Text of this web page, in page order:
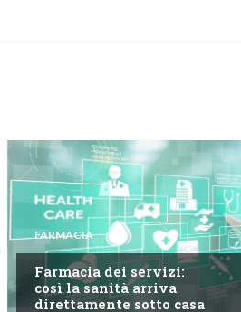
FARMACIA
Farmacia dei servizi:
così la sanità arriva
direttamente sotto casa